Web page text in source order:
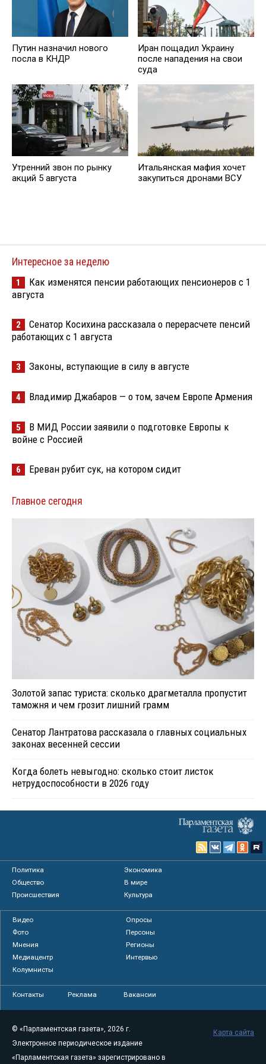
Путин назначил нового
посла в КНДР
Иран пощадил Украину
после нападения на свои
суда
Утренний звон по рынку
акций 5 августа
Итальянская мафия хочет
закупиться дронами ВСУ
Интересное за неделю
1
Как изменятся пенсии работающих пенсионеров с 1
августа
2
Сенатор Косихина рассказала о перерасчете пенсий
работающих с 1 августа
3 Законы, вступающие в силу в августе
4 Владимир Джабаров — о том, зачем Европе Армения
5
В МИД России заявили о подготовке Европы к
войне с Россией
6 Ереван рубит сук, на котором сидит
Главное сегодня
Золотой запас туриста: сколько драгметалла пропустит
таможня и чем грозит лишний грамм
Сенатор Лантратова рассказала о главных социальных
законах весенней сессии
Когда болеть невыгодно: сколько стоит листок
нетрудоспособности в 2026 году
Политика
Экономика
Общество
В мире
Происшествия
Культура
Видео
Опросы
Фото
Персоны
Мнения
Регионы
Медиацентр
Интервью
Колумнисты
Контакты Реклама Вакансии
© «Парламентская газета», 2026 г.
Электронное периодическое издание
«Парламентская газета» зарегистрировано в
Карта сайта